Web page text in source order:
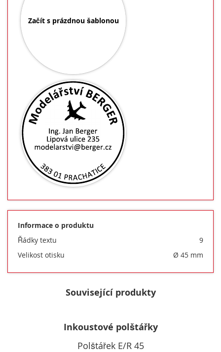
Začít s prázdnou šablonou
Informace o produktu
Řádky textu
9
Velikost otisku
Ø 45 mm
Související produkty
Inkoustové polštářky
Polštářek E/R 45